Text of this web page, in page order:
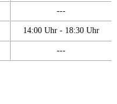
---
14:00 Uhr - 18:30 Uhr
---